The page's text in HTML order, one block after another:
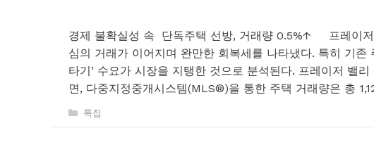
경제 불확실성 속 단독주택 선방, 거래량 0.5%↑ 프레이저
심의 거래가 이어지며 완만한 회복세를 나타냈다. 특히 기
타기’ 수요가 시장을 지탱한 것으로 분석된다. 프레이저 밸
면, 다중지정중개시스템(MLS®)을 통한 주택 거래량은 총
카
테
특집